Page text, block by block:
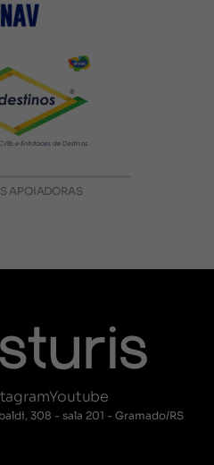
APOIADORAS
Youtube
308 - sala 201 - Gramado/RS